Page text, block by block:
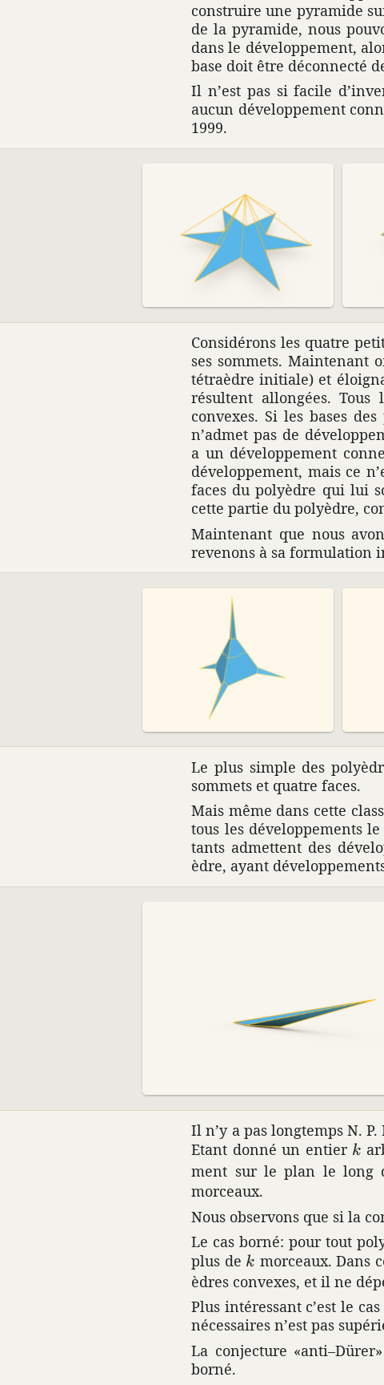
construire une pyra­mide
de la pyra­mide, nous
dans le déve­lop­pe­ment,
base doit être décon­necté
Il n’est pas si facile
aucun déve­lop­pe­ment
1999.
Consi­dé­rons les quatre
ses sommets. Main­te­nant
tétra­èdre initiale) et
résultent allon­gées.
convexes. Si les bases
n’admet pas de
a un déve­lop­pe­ment
déve­lop­pe­ment, mais ce
faces du poly­èdre qui lui
cette partie du poly­èdre,
Main­te­nant que nous
reve­nons à sa formu­la­tion
Le plus simple des
sommets et quatre faces.
Mais même dans cette
tous les déve­lop­pe­ments
tants admettent des
èdre, ayant
Il n’y a pas long­temps N.
Etant donné un entier k
k
ment sur le plan le long
morceaux.
Nous obser­vons que si la
Le cas borné: pour tout
plus de k
k morceaux. Dans
èdres convexes, et il ne
Plus inté­res­sant c’est le
néces­saires n’est pas
La conjec­ture
borné.